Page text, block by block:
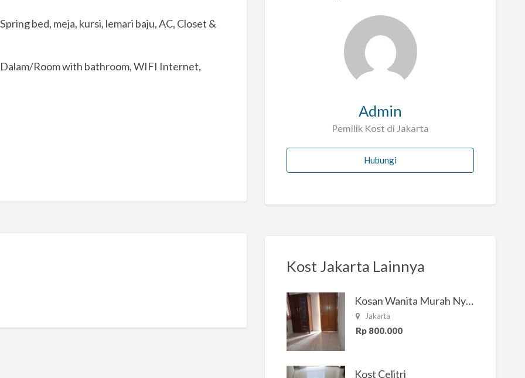
bed, meja, kursi, lemari baju, AC, Closet &
Room with bathroom, WIFI Internet,
Admin
Pemilik Kost di Jakarta
Hubungi
Kost Jakarta Lainnya
Kosan Wanita Murah Nyaman di Jakarta Selatan
Jakarta
Rp 800.000
Kost Celitri